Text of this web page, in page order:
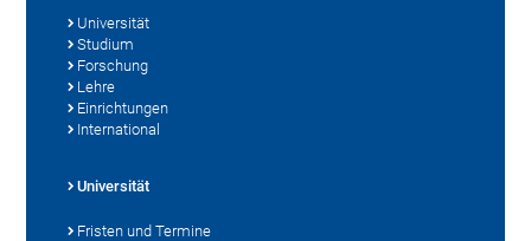
Universität
Studium
Forschung
Lehre
Einrichtungen
International
Universität
Fristen und Termine